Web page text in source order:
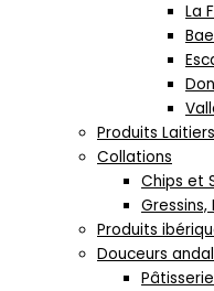
La
Produits Laitiers
Collations
Chips et
Produits
Douceurs